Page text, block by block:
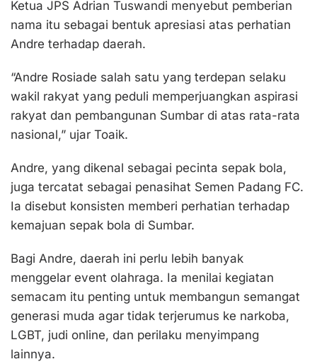
Ketua JPS Adrian Tuswandi menyebut pemberian
nama itu sebagai bentuk apresiasi atas perhatian
Andre terhadap daerah.
“Andre Rosiade salah satu yang terdepan selaku
wakil rakyat yang peduli memperjuangkan aspirasi
rakyat dan pembangunan Sumbar di atas rata-rata
nasional,” ujar Toaik.
Andre, yang dikenal sebagai pecinta sepak bola,
juga tercatat sebagai penasihat Semen Padang FC.
Ia disebut konsisten memberi perhatian terhadap
kemajuan sepak bola di Sumbar.
Bagi Andre, daerah ini perlu lebih banyak
menggelar event olahraga. Ia menilai kegiatan
semacam itu penting untuk membangun semangat
generasi muda agar tidak terjerumus ke narkoba,
LGBT, judi online, dan perilaku menyimpang
lainnya.